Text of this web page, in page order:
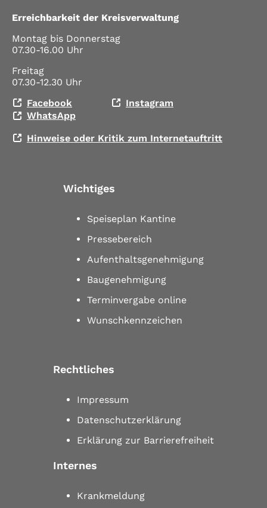
Erreichbarkeit der Kreisverwaltung
Montag bis Donnerstag
07.30-16.00 Uhr
Freitag
07.30-12.30 Uhr
Facebook
Instagram
WhatsApp
Hinweise oder Kritik zum Internetauftritt
Wichtiges
Speiseplan Kantine
Pressebereich
Aufenthaltsgenehmigung
Baugenehmigung
Terminvergabe online
Wunschkennzeichen
Rechtliches
Impressum
Datenschutzerklärung
Erklärung zur Barrierefreiheit
Internes
Krankmeldung